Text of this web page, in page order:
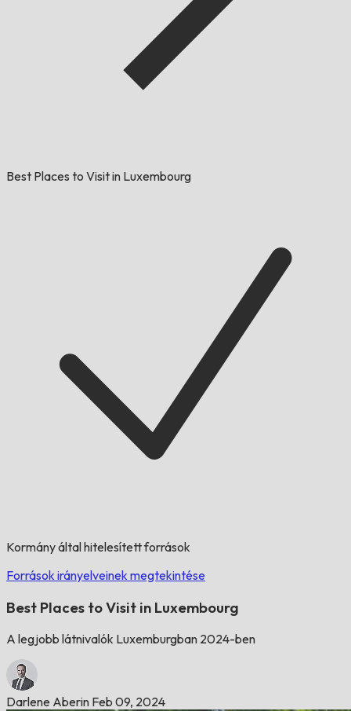
Best Places to Visit in Luxembourg
Kormány által hitelesített források
Források irányelveinek megtekintése
Best Places to Visit in Luxembourg
A legjobb látnivalók Luxemburgban 2024-ben
Darlene Aberin Feb 09, 2024